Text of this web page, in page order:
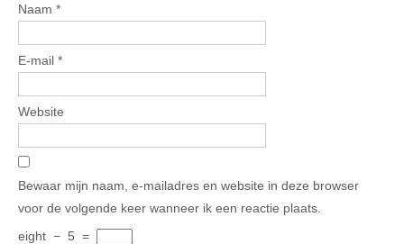
Naam *
E-mail *
Website
Bewaar mijn naam, e-mailadres en website in deze browser
voor de volgende keer wanneer ik een reactie plaats.
eight − 5 =